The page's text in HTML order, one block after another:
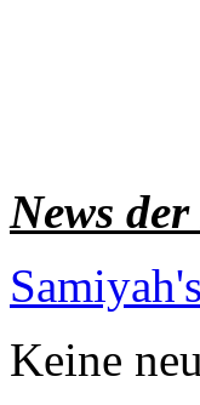
News
Keine